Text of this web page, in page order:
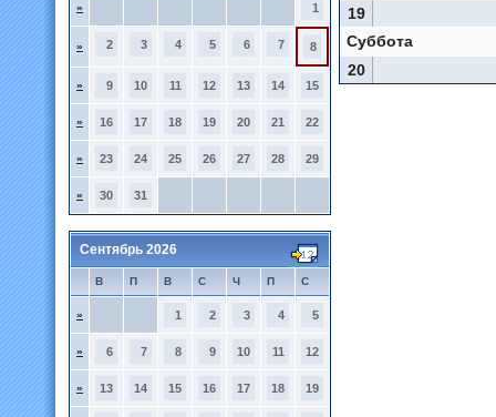
» 1
» 2 3 4 5 6 7 8
» 9 10 11 12 13 14 15
» 16 17 18 19 20 21 22
» 23 24 25 26 27 28 29
» 30 31
Сентябрь 2026
В П В С Ч П С
» 1 2 3 4 5
» 6 7 8 9 10 11 12
» 13 14 15 16 17 18 19
19
Суббота
20